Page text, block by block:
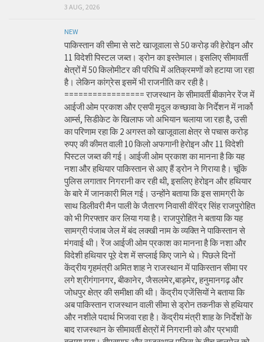
3 AUG, 2026
NEW
पाकिस्तान की सीमा से सटे खाजूवाला से 50 करोड़ की हेरोइन और
11 विदेशी पिस्टल जब्त। ड्रोन का इस्तेमाल। इसलिए सीमावर्ती
क्षेत्रों में 50 किलोमीटर की परिधि में अतिक्रमणों को हटाया जा रहा
है। लेकिन कांग्रेस इसमें भी राजनीति कर रही है।
================= राजस्थान के सीमावर्ती बीकानेर रेंज में
आईजी ओम प्रकाश और एसपी मृदुल कच्छावा के निर्देशन में नार्को
आर्म्स, सिडीकेट के खिलाफ जो अभियान चलाया जा रहा है, उसी
का परिणाम रहा कि 2 अगस्त को खाजूवाला क्षेत्र से पचास करोड़
रुपए की कीमत वाली 10 किलो अफगानी हेरोइन और 11 विदेशी
पिस्टल जब्त की गई। आईजी ओम प्रकाश का मानना है कि यह
नशा और हथियार पाकिस्तान से आए हैं ड्रोन ने गिराया है। चूंकि
पुलिस लगातार निगरानी कर रही थी, इसलिए हेरोइन और हथियार
के बारे में जानकारी मिल गई। उन्होंने बताया कि इस सामग्री के
साथ डिलीवरी मैन पाली के जैतारण निवासी वीरेंद्र सिंह राजपुरोहित
को भी गिरफ्तार कर लिया गया है। राजपुरोहित ने बताया कि यह
सामग्री पंजाब जेल में बंद लक्खी नाम के व्यक्ति ने पाकिस्तान से
मंगवाई थी। रेंज आईजी ओम प्रकाश का मानना है कि नशा और
विदेशी हथियार पूरे देश में सप्लाई किए जाने थे। पिछले दिनों
केंद्रीय गृहमंत्री अमित शाह ने राजस्थान में पाकिस्तान सीमा पर
लगे श्रीगंगानगर, बीकानेर, जैसलमेर,बाड़मेर, हनुमानगढ़ और
जोधपुर क्षेत्र की समीक्षा की थी। केंद्रीय एजेंसियों ने बताया कि
अब पाकिस्तान राजस्थान वाली सीमा से ड्रोन तकनीक से हथियार
और नशीले पदार्थ भिजवा रहा है। केंद्रीय मंत्री शाह के निर्देशों के
बाद राजस्थान के सीमावर्ती क्षेत्रों में निगरानी को और प्रभावी